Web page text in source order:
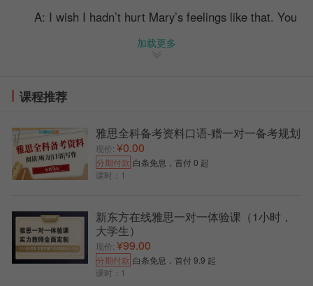
A: I wish I hadn’t hurt Mary’s feelings like that. You
80、 I have no idea which way to turn 我不知道该
81、 I have seen worse 我见过更糟的
82、 in advance 提前;同义：before hand、 ahead
It’s a really nice apartment. But the owners want
two-month rent in advance and I just don ’t have it.
83、 in case 万一
加载更多
课程推荐
雅思全科备考资料口语-赠一对一备考规划
现价: ¥0.00
分期付款 白条免息，首付 0 起
课时：1
新东方在线雅思一对一体验课（1小时，
大学生）
现价: ¥99.00
分期付款 白条免息，首付 9.9 起
课时：1